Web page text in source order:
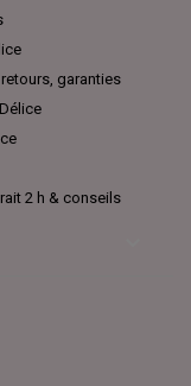
garanties
2 h & conseils